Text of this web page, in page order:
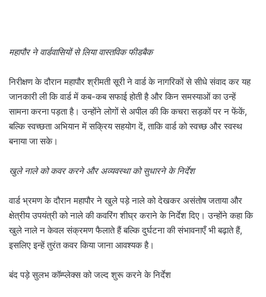
महापौर ने वार्डवासियों से लिया वास्तविक फीडबैक
निरीक्षण के दौरान महापौर श्रीमती सूरी ने वार्ड के नागरिकों से सीधे संवाद कर यह
जानकारी ली कि वार्ड में कब-कब सफाई होती है और किन समस्याओं का उन्हें
सामना करना पड़ता है। उन्होंने लोगों से अपील की कि कचरा सड़कों पर न फेंकें,
बल्कि स्वच्छता अभियान में सक्रिय सहयोग दें, ताकि वार्ड को स्वच्छ और स्वस्थ
बनाया जा सके।
खुले नाले को कवर करने और अव्यवस्था को सुधारने के निर्देश
वार्ड भ्रमण के दौरान महापौर ने खुले पड़े नाले को देखकर असंतोष जताया और
क्षेत्रीय उपयंत्री को नाले की कवरिंग शीघ्र कराने के निर्देश दिए। उन्होंने कहा कि
खुले नाले न केवल संक्रमण फैलाते हैं बल्कि दुर्घटना की संभावनाएँ भी बढ़ाते हैं,
इसलिए इन्हें तुरंत कवर किया जाना आवश्यक है।
बंद पड़े सुलभ कॉम्प्लेक्स को जल्द शुरू करने के निर्देश